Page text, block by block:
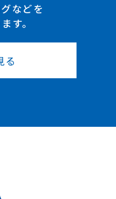
などを
す。
る